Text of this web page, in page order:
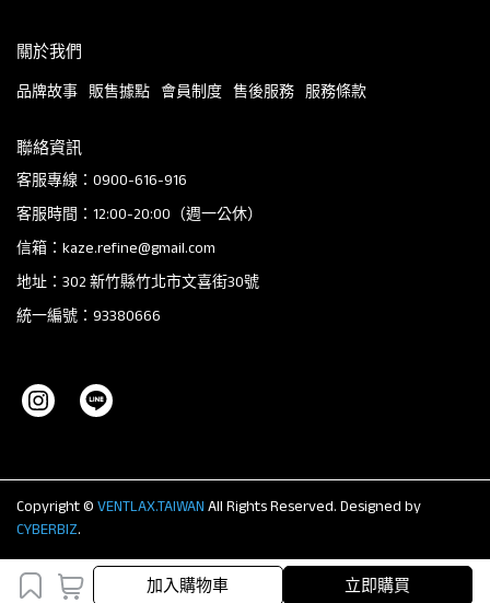
加入購物車
加入購物車 立即購買
關於我們
品牌故事 販售據點 會員制度 售後服務 服務條款
聯絡資訊
客服專線：0900-616-916
客服時間：12:00-20:00（週一公休）
信箱：kaze.refine@gmail.com
地址：302 新竹縣竹北市文喜街30號
統一編號：93380666
Copyright © VENTLAX.TAIWAN All Rights Reserved. Designed by
CYBERBIZ.